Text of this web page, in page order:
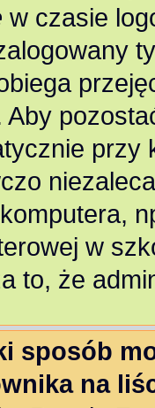
w czasie
Aby
przy
w
to, że
sposób
na